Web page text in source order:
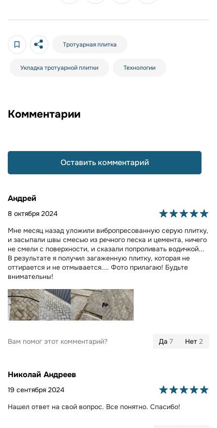
Тротуарная плитка
Укладка тротуарной плитки Технологии
Комментарии
Андрей
8 октября 2024
Мне месяц назад уложили вибропресованную серую плитку,
и засыпали швы смесью из речного песка и цемента, ничего
не смели с поверхности, и сказали попроливать водичкой...
В результате я получил загаженную плитку, которая не
оттирается и не отмывается.... Фото прилагаю! Будьте
внимательны!
Вам помог этот комментарий? Да 7 Нет 2
Николай Андреев
19 сентября 2024
Нашел ответ на свой вопрос. Все понятно. Спасибо!
Оставить комментарий